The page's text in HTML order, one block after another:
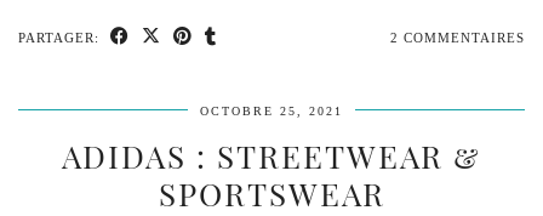
PARTAGER: 2 COMMENTAIRES
OCTOBRE 25, 2021
ADIDAS : STREETWEAR &
SPORTSWEAR